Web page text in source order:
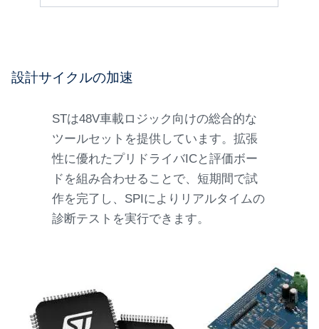
設計サイクルの加速
STは48V車載ロジック向けの総合的な
ツールセットを提供しています。拡張
性に優れたプリドライバICと評価ボー
ドを組み合わせることで、短期間で試
作を完了し、SPIによりリアルタイムの
診断テストを実行できます。